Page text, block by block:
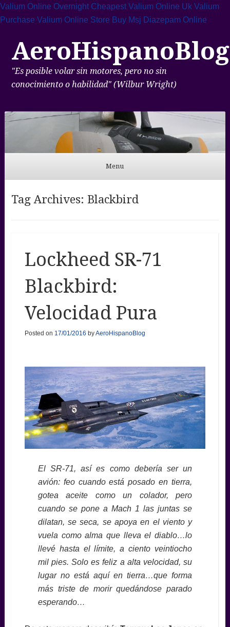
Valium Online Overnight Cheapest Valium Online Uk Valium
Purchase Valium Online Store Buy Msj Diazepam Online
AeroHispanoBlog
"Es posible volar sin motores, pero no sin
conocimiento o habilidad" (Wilbur Wright)
Menu
Tag Archives: Blackbird
Lockheed SR-71
Blackbird:
Velocidad Pura
Posted on 17/01/2016 byAeroHispanoBlog
El SR-71, así es como debería ser un
avión: feo cuando está posado en tierra,
gotea aceite como un colador, pero
cuando se pone a Mach 1 las juntas se
dilatan, se seca, se apoya en el viento y
vuela como alma que lleva el diablo…lo
llevé hasta el límite, a ciento veintiocho
mil pies. Solo es feliz a alta velocidad, su
lugar no está aquí en tierra…que forma
más triste de morir quedándose parado
esperando…